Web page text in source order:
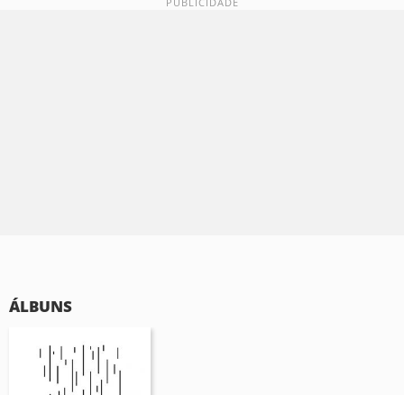
ÁLBUNS